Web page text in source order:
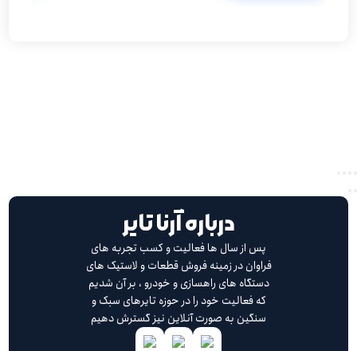
درباره آرنا تایر
پس از سال ها فعالیت و کسب تجربه های
فراوان در زمینه فروش قطعات و لاستیک های
دستگاه های راهسازی و خودرو ، بر آن شدیم
که فعالیت خود را در حوزه تایرهای سبک و
سنگین به صورت آنلاین نیز گسترش دهیم